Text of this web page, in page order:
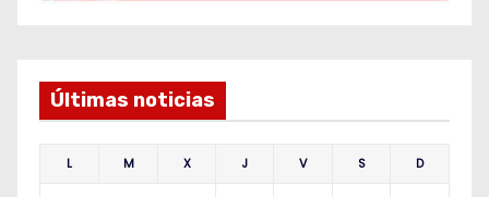
Últimas noticias
L M X J V S D